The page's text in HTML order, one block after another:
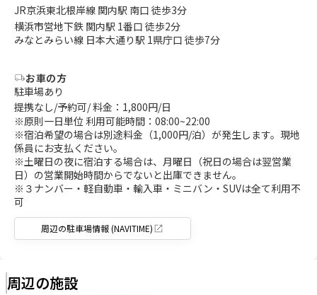
JR京浜東北根岸線 関内駅 南口 徒歩3分
横浜市営地下鉄 関内駅 1番口 徒歩2分
みなとみらい線 日本大通り駅 1県庁口 徒歩7分
お車の方
駐車場あり
提携なし/予約可/ 料金：1,800円/日
※原則一日単位 利用可能時間：08:00~22:00
※宿泊希望の場合は別途料金（1,000円/泊）が発生します。現地
係員にお支払ください。
※土曜日の夜に宿泊する場合は、月曜日（祝日の場合は翌営業
日）の営業開始時間からでないと出庫できません。
※３ナンバー・軽自動車・輸入車・ミニバン・SUVは全て利用不
可
周辺の駐車場情報 (NAVITIME)
周辺の施設